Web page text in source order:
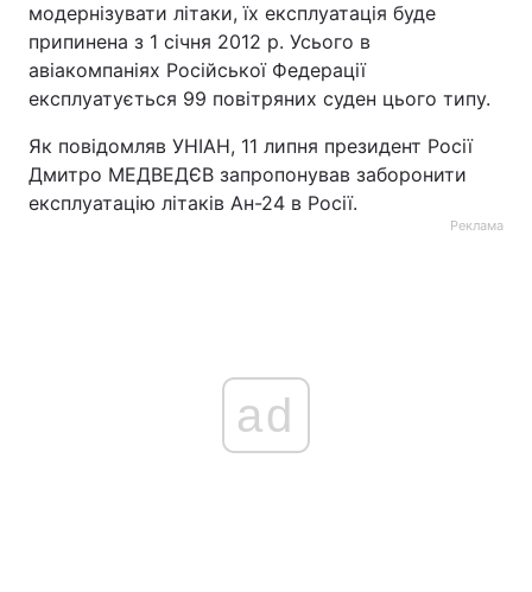
модернізувати літаки, їх експлуатація буде
припинена з 1 січня 2012 р. Усього в
авіакомпаніях Російської Федерації
експлуатується 99 повітряних суден цього типу.
Як повідомляв УНІАН, 11 липня президент Росії
Дмитро МЕДВЕДЄВ запропонував заборонити
експлуатацію літаків Ан-24 в Росії.
Реклама
ad